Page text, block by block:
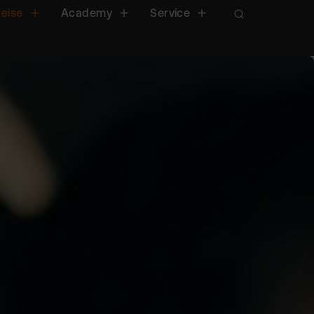
Academy Service